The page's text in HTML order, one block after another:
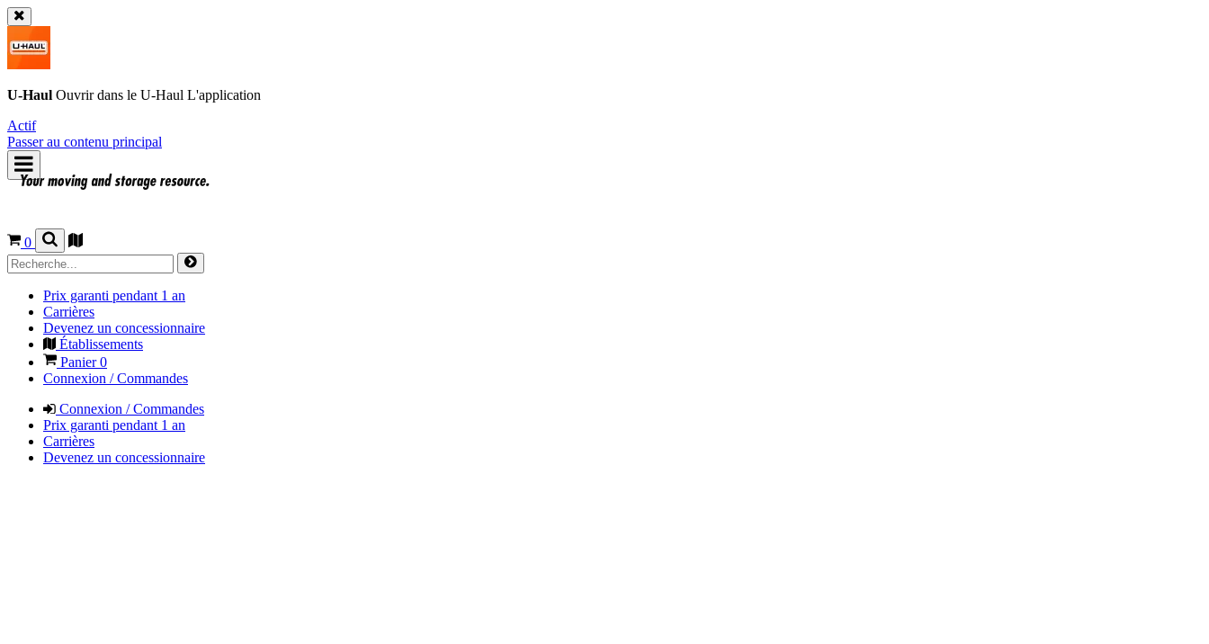
U-Haul Ouvrir dans le U-Haul L'application
Actif
Passer au contenu principal
0
Prix garanti pendant 1 an
Carrières
Devenez un concessionnaire
Établissements
Panier0
Connexion / Commandes
Connexion / Commandes
Prix garanti pendant 1 an
Carrières
Devenez un concessionnaire